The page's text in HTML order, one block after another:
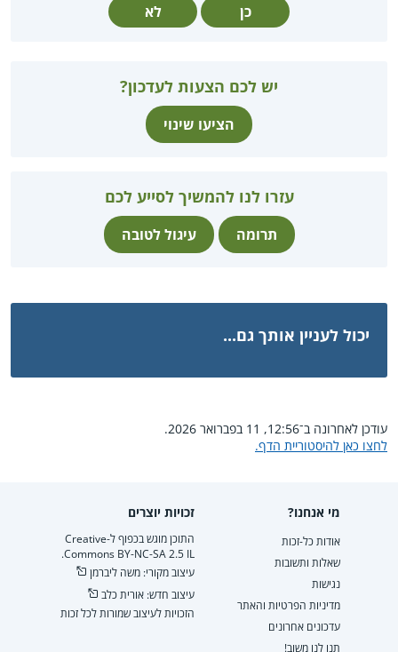
כן לא
יש לכם הצעות לעדכון?
הציעו שינוי
עזרו לנו להמשיך לסייע לכם
תרומה עיגול לטובה
יכול לעניין אותך גם...
עודכן לאחרונה ב־12:56, 11 בפברואר 2026.
לחצו כאן להיסטוריית הדף.
מי אנחנו?
אודות כל-זכות
שאלות ותשובות
נגישות
מדיניות הפרטיות והאתר
עדכונים אחרונים
תנו לנו משוב!
זכויות יוצרים
התוכן מוגש בכפוף ל-Creative
Commons BY-NC-SA 2.5 IL.
עיצוב מקורי: משה ליברמן
עיצוב חדש: אורית כלב
הזכויות לעיצוב שמורות לכל זכות